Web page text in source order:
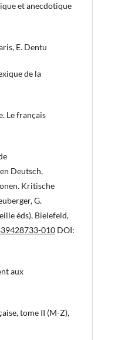
et anecdotique
E. Dentu
de la
Le français
Deutsch,
Kritische
G.
éds), Bielefeld,
010 DOI:
aux
tome II (M-Z),